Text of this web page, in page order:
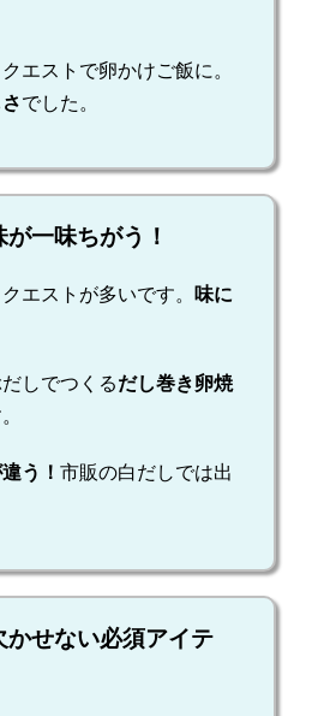
エストで卵かけご飯に。
でした。
一味ちがう！
エストが多いです。
味に
しでつくるだし巻き卵焼
う！ 市販の白だしでは出
かせない必須アイテ